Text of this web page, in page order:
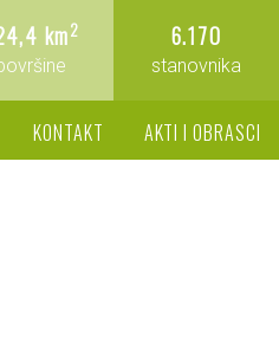
6.170
stanovnika
km2
KONTAKT AKTI I OBRASCI